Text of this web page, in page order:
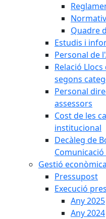
Quadre
Estudis i
Personal de
Relació
segons
Personal
assessors
Cost de les
institucional
Decàleg de
Gestió econòmica
Pressupost
Execució
Any 2025
Any 2024